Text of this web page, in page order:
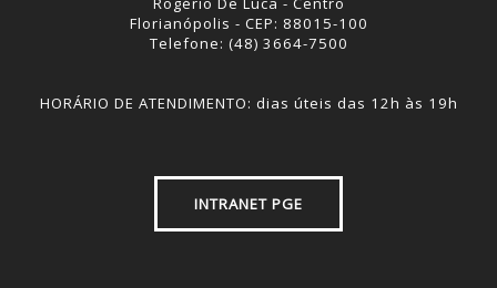
Florianópolis - CEP: 88015-100
Telefone: (48) 3664-7500
HORÁRIO DE ATENDIMENTO: dias úteis das 12h às 19h
INTRANET PGE